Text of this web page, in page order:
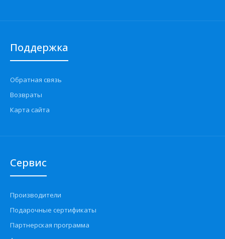
Поддержка
Обратная связь
Возвраты
Карта сайта
Сервис
Производители
Подарочные сертификаты
Партнерская программа